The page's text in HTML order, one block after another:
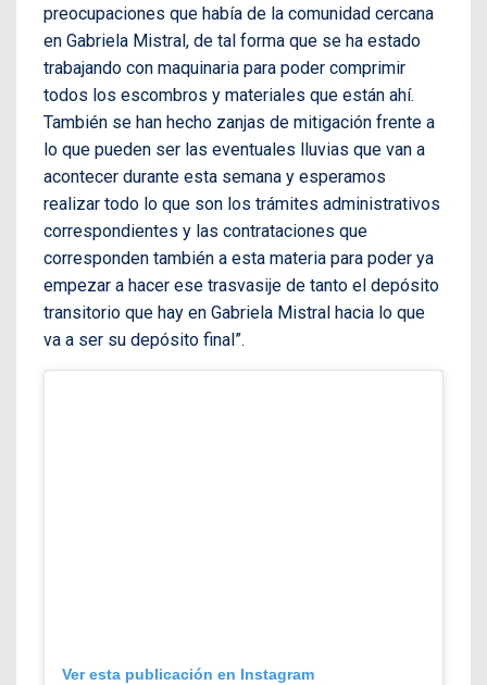
preocupaciones que había de la comunidad cercana
en Gabriela Mistral, de tal forma que se ha estado
trabajando con maquinaria para poder comprimir
todos los escombros y materiales que están ahí.
También se han hecho zanjas de mitigación frente a
lo que pueden ser las eventuales lluvias que van a
acontecer durante esta semana y esperamos
realizar todo lo que son los trámites administrativos
correspondientes y las contrataciones que
corresponden también a esta materia para poder ya
empezar a hacer ese trasvasije de tanto el depósito
transitorio que hay en Gabriela Mistral hacia lo que
va a ser su depósito final”.
Ver esta publicación en Instagram